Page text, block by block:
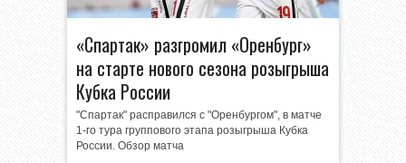
«Спартак» разгромил «Оренбург»
на старте нового сезона розыгрыша
Кубка России
"Спартак" расправился с "Оренбургом", в матче
1-го тура группового этапа розыгрыша Кубка
России. Обзор матча